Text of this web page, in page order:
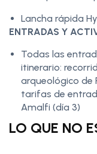
Lancha rápida
ENTRADAS Y
Todas las
itinerario:
arqueológico de
tarifas de
Amalfi (día 3)
LO QUE NO